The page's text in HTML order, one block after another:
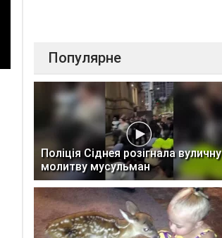
Популярне
Поліція Сіднея розігнала вуличну
молитву мусульман